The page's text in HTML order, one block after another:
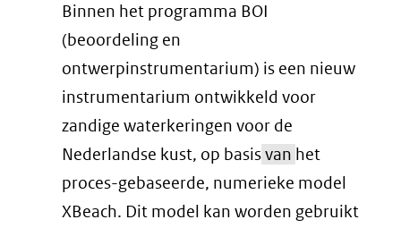
Binnen het programma BOI
(beoordeling en
ontwerpinstrumentarium) is een nieuw
instrumentarium ontwikkeld voor
zandige waterkeringen voor de
Nederlandse kust, op basisvan het
proces-gebaseerde, numerieke model
XBeach. Dit model kan worden gebruikt